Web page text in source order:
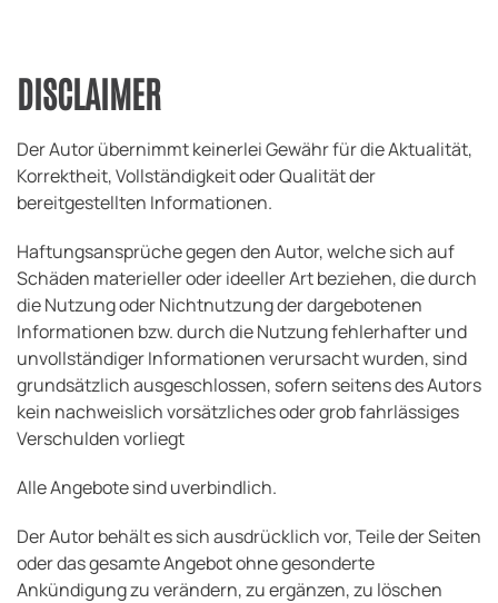
DISCLAIMER
Der Autor übernimmt keinerlei Gewähr für die Aktualität,
Korrektheit, Vollständigkeit oder Qualität der
bereitgestellten Informationen.
Haftungsansprüche gegen den Autor, welche sich auf
Schäden materieller oder ideeller Art beziehen, die durch
die Nutzung oder Nichtnutzung der dargebotenen
Informationen bzw. durch die Nutzung fehlerhafter und
unvollständiger Informationen verursacht wurden, sind
grundsätzlich ausgeschlossen, sofern seitens des Autors
kein nachweislich vorsätzliches oder grob fahrlässiges
Verschulden vorliegt
Alle Angebote sind uverbindlich.
Der Autor behält es sich ausdrücklich vor, Teile der Seiten
oder das gesamte Angebot ohne gesonderte
Ankündigung zu verändern, zu ergänzen, zu löschen